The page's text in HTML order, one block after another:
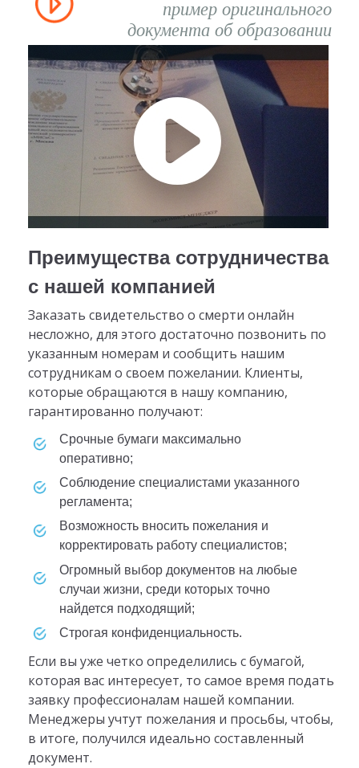
пример оригинального
документа об образовании
Преимущества сотрудничества
с нашей компанией
Заказать свидетельство о смерти онлайн
несложно, для этого достаточно позвонить по
указанным номерам и сообщить нашим
сотрудникам о своем пожелании. Клиенты,
которые обращаются в нашу компанию,
гарантированно получают:
срочные бумаги максимально
оперативно;
соблюдение специалистами указанного
регламента;
возможность вносить пожелания и
корректировать работу специалистов;
огромный выбор документов на любые
случаи жизни, среди которых точно
найдется подходящий;
строгая конфиденциальность.
Если вы уже четко определились с бумагой,
которая вас интересует, то самое время подать
заявку профессионалам нашей компании.
Менеджеры учтут пожелания и просьбы, чтобы,
в итоге, получился идеально составленный
документ.